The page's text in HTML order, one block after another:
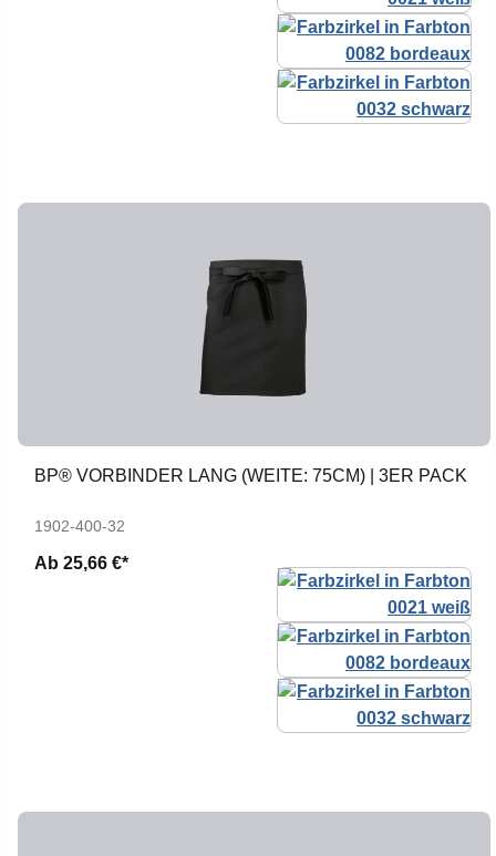
BP® VORBINDER LANG (WEITE: 75CM) | 3ER PACK
1902-400-32
Ab 25,66 €*